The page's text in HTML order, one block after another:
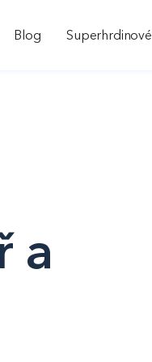
Blog Superhrdinové
a